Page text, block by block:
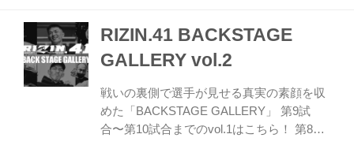
ックボクシングルール：3分 3R（61.0kg）
定 （1-2） ≫ 試合結果詳細 第9試合／ヴガ
ール・ケラモフ vs. 堀江圭功 RI...
RIZIN.41 BACKSTAGE
GALLERY vol.2
戦いの裏側で選手が見せる真実の素顔を収
めた「BACKSTAGE GALLERY」 第9試
合〜第10試合までのvol.1はこちら！ 第8試